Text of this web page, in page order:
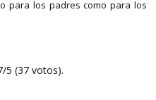
para los padres como para los
5 (37 votos).